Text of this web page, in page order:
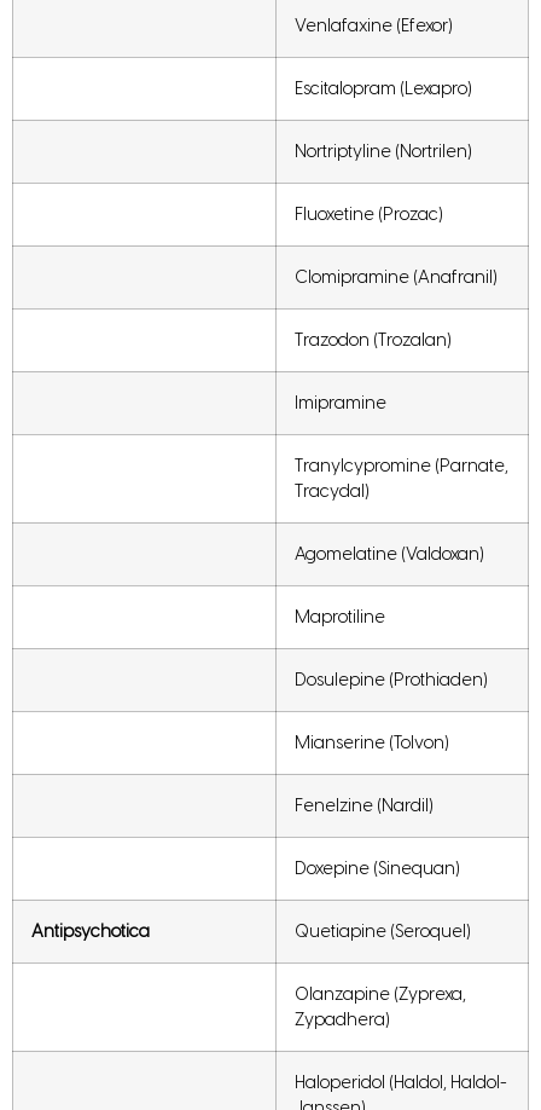
Venlafaxine (Efexor)
Escitalopram (Lexapro)
Nortriptyline (Nortrilen)
Fluoxetine (Prozac)
Clomipramine (Anafranil)
Trazodon (Trozalan)
Imipramine
Tranylcypromine (Parnate,
Tracydal)
Agomelatine (Valdoxan)
Maprotiline
Dosulepine (Prothiaden)
Mianserine (Tolvon)
Fenelzine (Nardil)
Doxepine (Sinequan)
Antipsychotica Quetiapine (Seroquel)
Olanzapine (Zyprexa,
Zypadhera)
Haloperidol (Haldol, Haldol-